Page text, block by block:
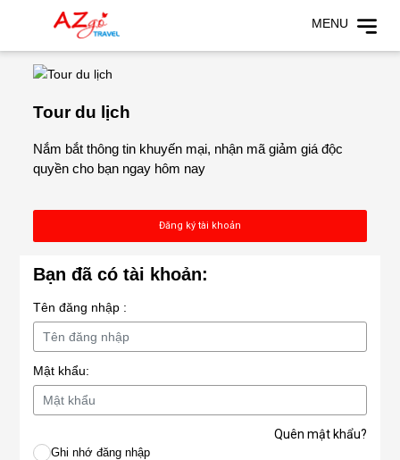
MENU
Tour du lịch
Nắm bắt thông tin khuyến mại, nhận mã giảm giá độc
quyền cho bạn ngay hôm nay
Đăng ký tài khoản
Bạn đã có tài khoản:
Tên đăng nhập :
Mật khẩu:
Quên mật khẩu?
Ghi nhớ đăng nhập